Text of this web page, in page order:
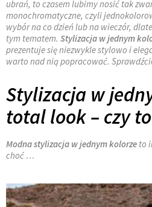
ubrań, to czasem lubimy nosić tak
monochromatyczne, czyli
wybór na co dzień lub na wieczór,
tym tematem. Stylizacja w jednym
prezentuje się niezwykle stylowo i
warto nad nią popracować.
Stylizacja w
total look– czy
Modna stylizacja w jednym kolorze to
choć …